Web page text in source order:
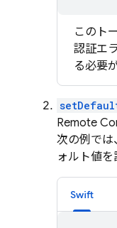
このト
認証エ
る必要
Remote
次の例では
ォルト値を
Swift